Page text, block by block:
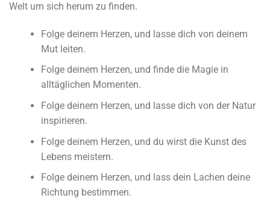
Welt um sich herum zu finden.
Folge deinem Herzen, und lasse dich von deinem
Mut leiten.
Folge deinem Herzen, und finde die Magie in
alltäglichen Momenten.
Folge deinem Herzen, und lasse dich von der Natur
inspirieren.
Folge deinem Herzen, und du wirst die Kunst des
Lebens meistern.
Folge deinem Herzen, und lass dein Lachen deine
Richtung bestimmen.